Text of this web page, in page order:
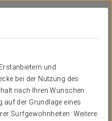
und
bei der Nutzung des
nach Ihren Wünschen
auf der Grundlage eines
Surfgewohnheiten. Weitere